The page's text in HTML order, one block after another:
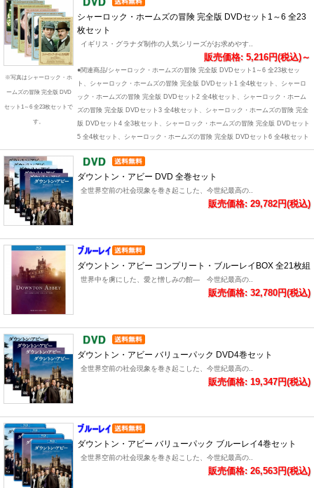
※写真はシャーロック・ホ
ームズの冒険 完全版 DVD
セット1～6 全23枚セットで
す。
シャーロック・ホームズの冒険 完全版 DVDセット1～6 全23
枚セット
イギリス・グラナダ制作の人気シリーズがお求めやす..
販売価格: 5,216円(税込)～
●関連商品/シャーロック・ホームズの冒険 完全版 DVDセット1～6 全23枚セッ
ト、シャーロック・ホームズの冒険 完全版 DVDセット1 全4枚セット、シャーロ
ック・ホームズの冒険 完全版 DVDセット2 全4枚セット、シャーロック・ホーム
ズの冒険 完全版 DVDセット3 全4枚セット、シャーロック・ホームズの冒険 完全
版 DVDセット4 全3枚セット、シャーロック・ホームズの冒険 完全版 DVDセット
5 全4枚セット、シャーロック・ホームズの冒険 完全版 DVDセット6 全4枚セット
ダウントン・アビー DVD 全巻セット
全世界空前の社会現象を巻き起こした、今世紀最高の..
販売価格: 29,782円(税込)
ダウントン・アビー コンプリート・ブルーレイBOX 全21枚組
世界中を虜にした、愛と憎しみの館― 今世紀最高の..
販売価格: 32,780円(税込)
ダウントン・アビー バリューパック DVD4巻セット
全世界空前の社会現象を巻き起こした、今世紀最高の..
販売価格: 19,347円(税込)
ダウントン・アビー バリューパック ブルーレイ4巻セット
全世界空前の社会現象を巻き起こした、今世紀最高の..
販売価格: 26,563円(税込)